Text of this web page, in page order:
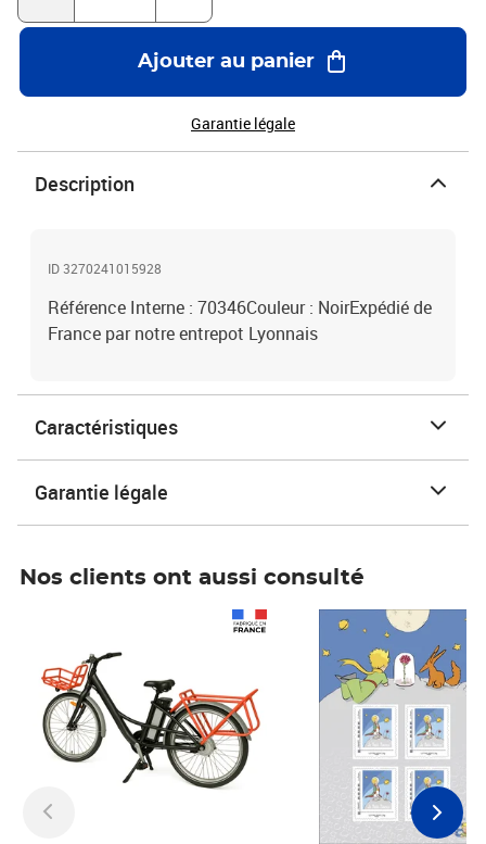
Ajouter au panier
Garantie légale
Description
ID 3270241015928
Référence Interne : 70346Couleur : NoirExpédié de
France par notre entrepot Lyonnais
Caractéristiques
Garantie légale
Nos clients ont aussi consulté
Prix 7,50€